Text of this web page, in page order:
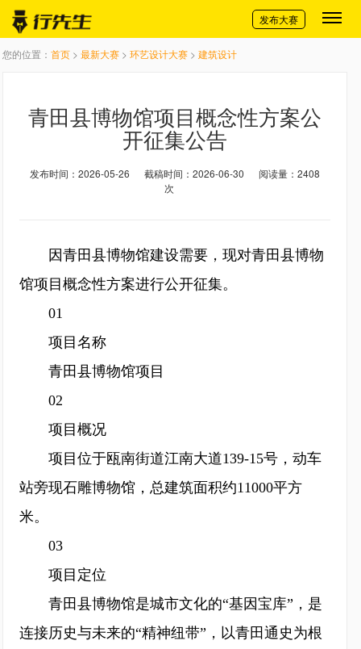
切换导航
发布大赛
您的位置： 首页 > 最新大赛 > 环艺设计大赛 > 建筑设计
青田县博物馆项目概念性方案公
开征集公告
发布时间：2026-05-26 截稿时间：2026-06-30
阅读量：2408
次
因青田县博物馆建设需要，现对青田县博物
馆项目概念性方案进行公开征集。
01
项目名称
青田县博物馆项目
02
项目概况
项目位于瓯南街道江南大道139-15号，动车
站旁现石雕博物馆，总建筑面积约11000平方
米。
03
项目定位
青田县博物馆是城市文化的“基因宝库”，是
连接历史与未来的“精神纽带”，以青田通史为根